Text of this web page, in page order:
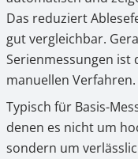
Das reduziert
gut vergleichbar.
Serienmessungen ist
manuellen Verfahren.
Typisch für Basis-
denen es nicht um
sondern um